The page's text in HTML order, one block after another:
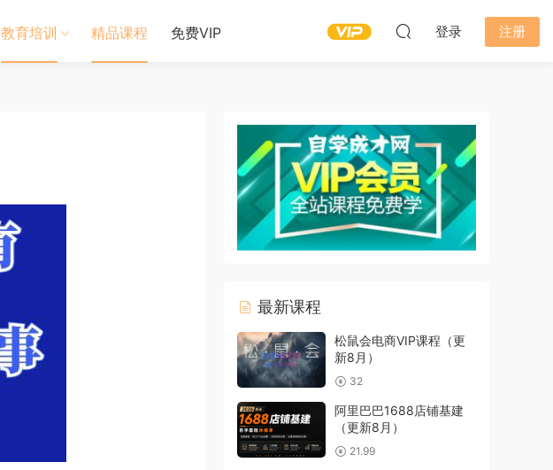
教育培训 精品课程 免费VIP 登录 注册
最新课程
松鼠会电商VIP课程（更
新8月）
32
阿里巴巴1688店铺基建
（更新8月）
21.99